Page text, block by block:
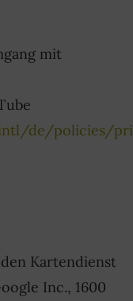
mit
de/policies/
Kartendienst
Inc., 1600